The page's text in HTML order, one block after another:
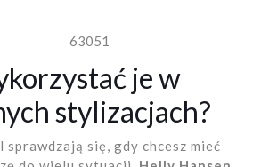
63051
je w
stylizacjach?
się, gdy chcesz mieć